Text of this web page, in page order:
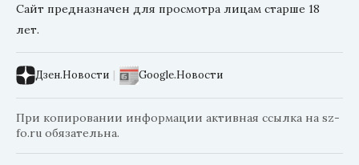
Сайт предназначен для просмотра лицам старше 18
лет.
Дзен.Новости | Google.Новости
При копировании информации активная ссылка на sz-
fo.ru обязательна.